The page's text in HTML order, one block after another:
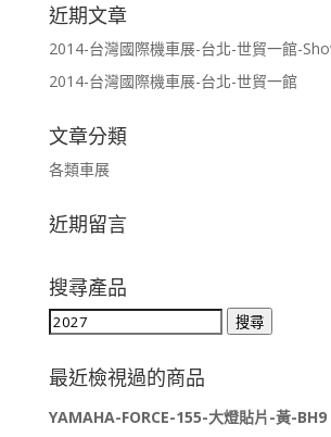
近期文章
2014-台灣國際機車展-台北-世貿一館-
2014-台灣國際機車展-台北-世貿一館
文章分類
各類車展
近期留言
搜尋產品
搜
關
鍵
字:
搜尋
最近檢視過的商品
YAMAHA-FORCE-155-大燈貼片-黃-BH9